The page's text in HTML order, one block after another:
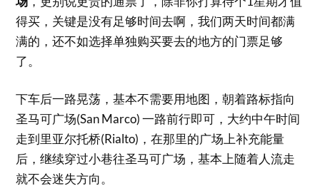
得买，关键是没有足够时间去啊，我们两天时间都满
满的，还不如选择单独购买要去的地方的门票足够
了。
下车后一路晃荡，基本不需要用地图，朝着路标指向
圣马可广场(San Marco) 一路前行即可，大约中午时间
走到里亚尔托桥(Rialto)，在那里的广场上补充能量
后，继续穿过小巷往圣马可广场，基本上随着人流走
就不会迷失方向。